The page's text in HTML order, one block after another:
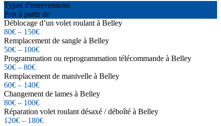
Types d'interventions
Prix à partir de
Déblocage d’un volet roulant à Belley
80€ – 150€
Remplacement de sangle à Belley
50€ – 100€
Programmation ou reprogrammation télécommande à Belley
50€ – 80€
Remplacement de manivelle à Belley
60€ – 140€
Changement de lames à Belley
80€ – 100€
Réparation volet roulant désaxé / déboîté à Belley
120€ – 180€